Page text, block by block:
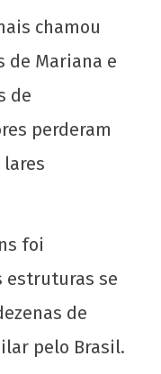
Popular e pelo
chamou
de Mariana e
de
perderam
foi
estruturas se
de
pelo Brasil.